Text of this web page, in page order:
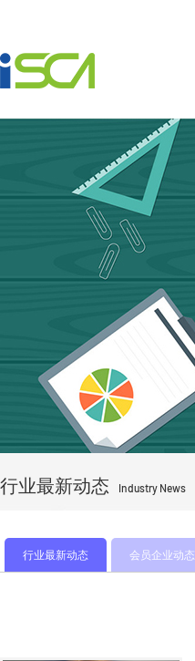
行业最新动态 Industry News
行业最新动态 会员企业动态